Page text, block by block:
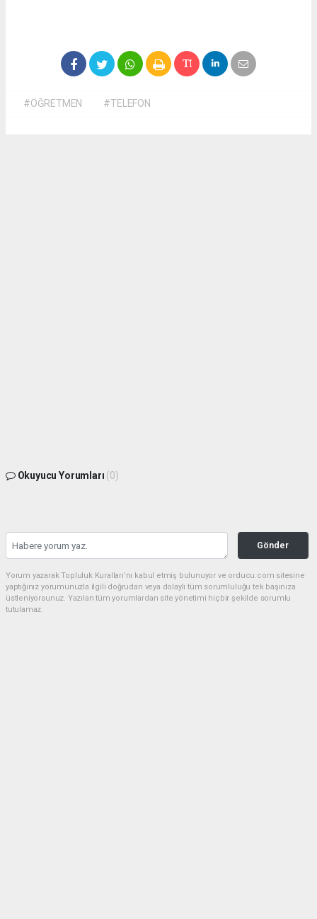
#ÖĞRETMEN #TELEFON
Okuyucu Yorumları (0)
Gönder
Yorum yazarak Topluluk Kuralları’nı kabul etmiş bulunuyor ve orducu.com sitesine
yaptığınız yorumunuzla ilgili doğrudan veya dolaylı tüm sorumluluğu tek başınıza
üstleniyorsunuz. Yazılan tüm yorumlardan site yönetimi hiçbir şekilde sorumlu
tutulamaz.